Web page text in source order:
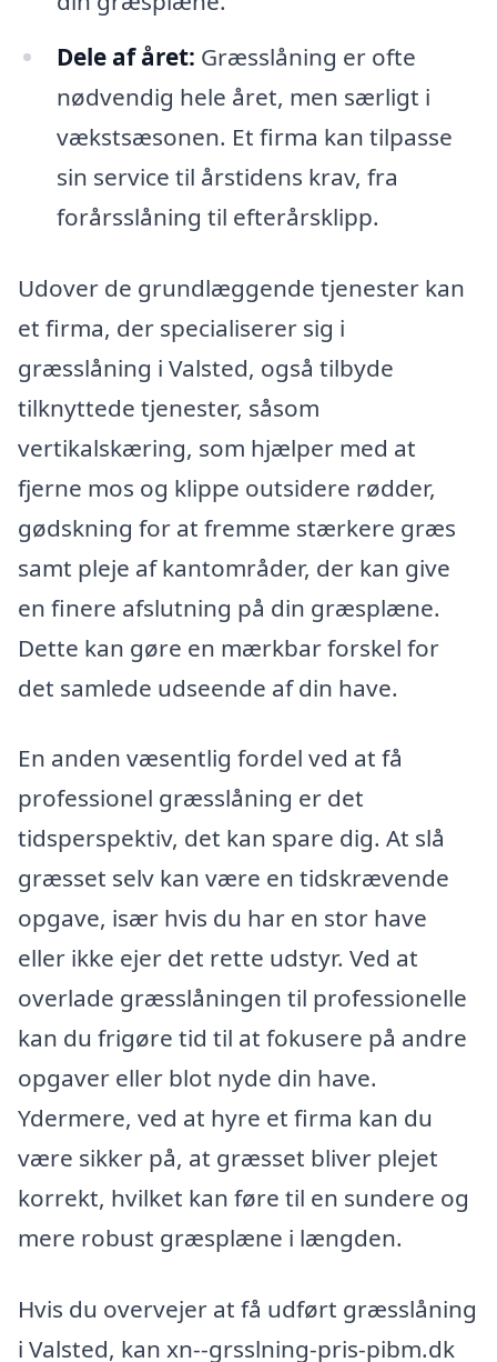
Dele af året: Græsslåning er ofte
nødvendig hele året, men særligt i
vækstsæsonen. Et firma kan tilpasse
sin service til årstidens krav, fra
forårsslåning til efterårsklipp.
Udover de grundlæggende tjenester kan
et firma, der specialiserer sig i
græsslåning i Valsted, også tilbyde
tilknyttede tjenester, såsom
vertikalskæring, som hjælper med at
fjerne mos og klippe outsidere rødder,
gødskning for at fremme stærkere græs
samt pleje af kantområder, der kan give
en finere afslutning på din græsplæne.
Dette kan gøre en mærkbar forskel for
det samlede udseende af din have.
En anden væsentlig fordel ved at få
professionel græsslåning er det
tidsperspektiv, det kan spare dig. At slå
græsset selv kan være en tidskrævende
opgave, især hvis du har en stor have
eller ikke ejer det rette udstyr. Ved at
overlade græsslåningen til professionelle
kan du frigøre tid til at fokusere på andre
opgaver eller blot nyde din have.
Ydermere, ved at hyre et firma kan du
være sikker på, at græsset bliver plejet
korrekt, hvilket kan føre til en sundere og
mere robust græsplæne i længden.
Hvis du overvejer at få udført græsslåning
i Valsted, kan xn--grsslning-pris-pibm.dk